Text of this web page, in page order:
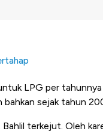
LPG per
bahkan sejak tahun
terkejut. Oleh